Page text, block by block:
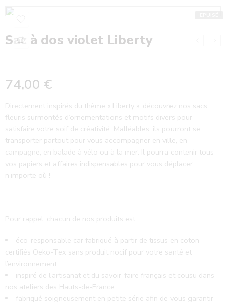
Sac à dos violet Liberty
74,00 €
Directement inspirés du thème « Liberty », découvrez nos sacs
fleuris surmontés d’ornementations et motifs divers pour
satisfaire votre soif de créativité. Malléables, ils pourront se
transporter partout pour vous accompagner en ville, en
campagne, en balade à vélo ou à la mer. Il pourra contenir tous
vos papiers et affaires indispensables pour vous déplacer
n’importe où !
Pour rappel, chacun de nos produits est :
éco-responsable car fabriqué à partir de tissus en coton
certifiés Oeko-Tex sans produit nocif pour votre santé et
l’environnement
inspiré de l’artisanat et du savoir-faire français et cousu dans
nos ateliers des Hauts-de-France
fabriqué soigneusement en petite série afin de vous garantir